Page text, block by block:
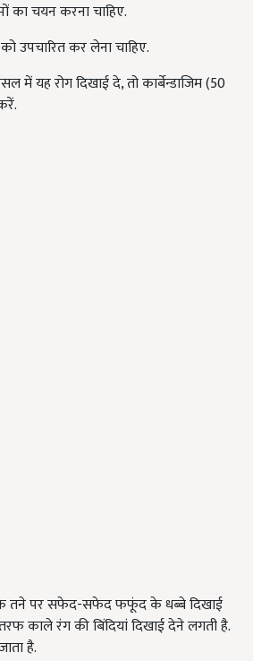
का चयन करना चाहिए.
उपचारित कर लेना चाहिए.
में यह रोग दिखाई दे, तो कार्बेन्डाजिम (50
के तने पर सफेद-सफेद फफूंद के धब्बे दिखाई
काले रंग की बिंदियां दिखाई देने लगती है.
है.